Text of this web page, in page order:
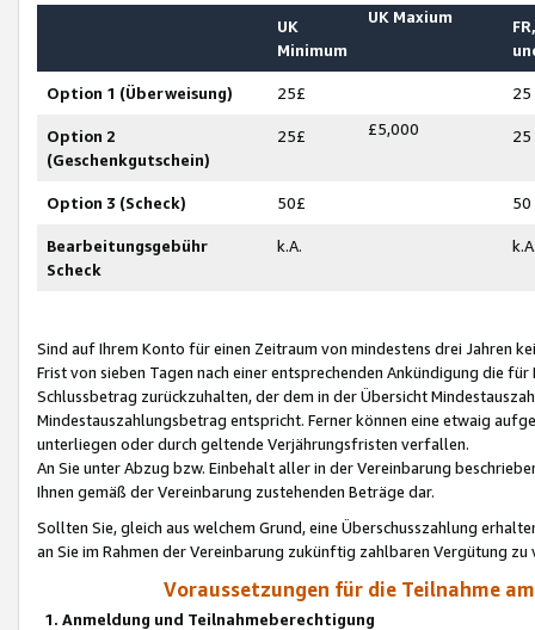
UK
Minimum
UK Maxium
Option 1 (Überweisung) 25£ 25
Option 2
(Geschenkgutschein)
25£ £5,000 25
Option 3 (Scheck) 50£ 50
Bearbeitungsgebühr
Scheck
k.A.
Sind auf Ihrem Konto für einen Zeitraum von mindestens drei Jahren
Frist von sieben Tagen nach einer entsprechenden Ankündigung die
Schlussbetrag zurückzuhalten, der dem in der Übersicht
Mindestauszahlungsbetrag entspricht. Ferner können eine etwaig
unterliegen oder durch geltende Verjährungsfristen verfallen.
An Sie unter Abzug bzw. Einbehalt aller in der Vereinbarung
Ihnen gemäß der Vereinbarung zustehenden Beträge dar.
Sollten Sie, gleich aus welchem Grund, eine Überschusszahlung
an Sie im Rahmen der Vereinbarung zukünftig zahlbaren Vergütung zu
Voraussetzungen für die Teilnahme
1. Anmeldung und Teilnahmeberechtigung